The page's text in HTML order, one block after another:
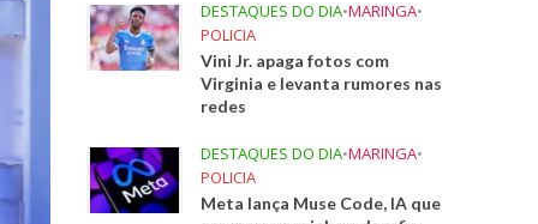
DESTAQUES DO DIA•MARINGA•
POLICIA
Vini Jr. apaga fotos com
Virginia e levanta rumores nas
redes
DESTAQUES DO DIA•MARINGA•
POLICIA
Meta lança Muse Code, IA que